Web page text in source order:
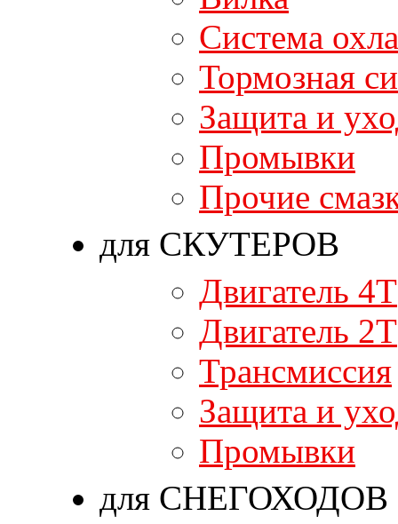
Система
Тормозная
Защита и
Промывки
Прочие
для СКУТЕРОВ
Двигатель 4T
Двигатель 2T
Трансмиссия
Защита и
Промывки
для СНЕГОХОДОВ